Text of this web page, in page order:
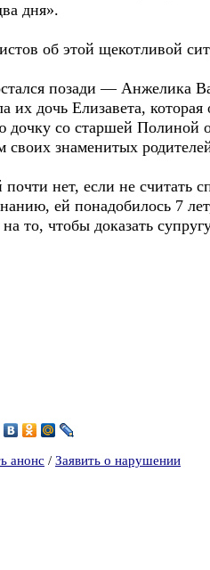
дня».
об этой щекотливой
позади — Анжелика
их дочь Елизавета,
со старшей Полиной
знаменитых
нет, если не считать
ей понадобилось 7
то, чтобы доказать
анонс / Заявить о нарушении